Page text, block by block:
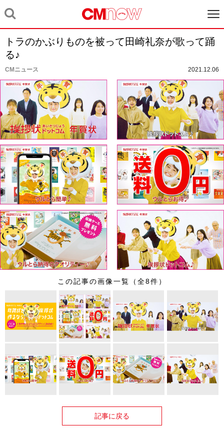
トラのかぶりものを被って田崎礼奈が歌って踊
る♪
CMニュース 2021.12.06
この記事の画像一覧（全8件）
記事に戻る